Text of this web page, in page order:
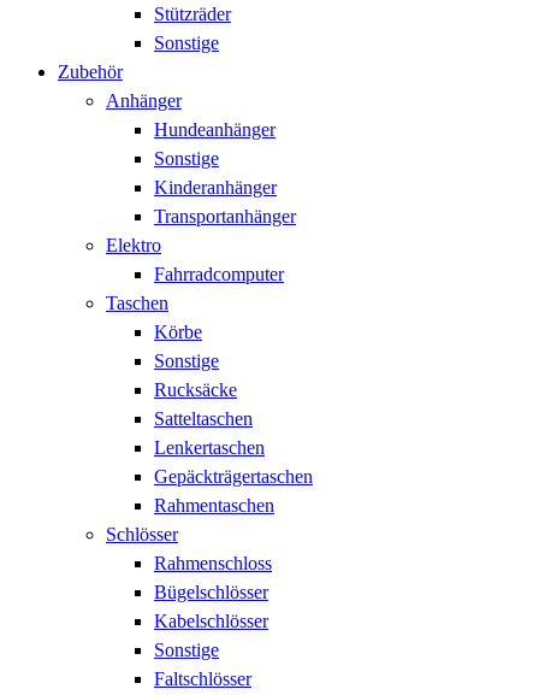
Stützräder
Sonstige
Zubehör
Anhänger
Hundeanhänger
Sonstige
Kinderanhänger
Transportanhänger
Elektro
Fahrradcomputer
Taschen
Körbe
Sonstige
Rucksäcke
Satteltaschen
Lenkertaschen
Gepäckträgertaschen
Rahmentaschen
Schlösser
Rahmenschloss
Bügelschlösser
Kabelschlösser
Sonstige
Faltschlösser